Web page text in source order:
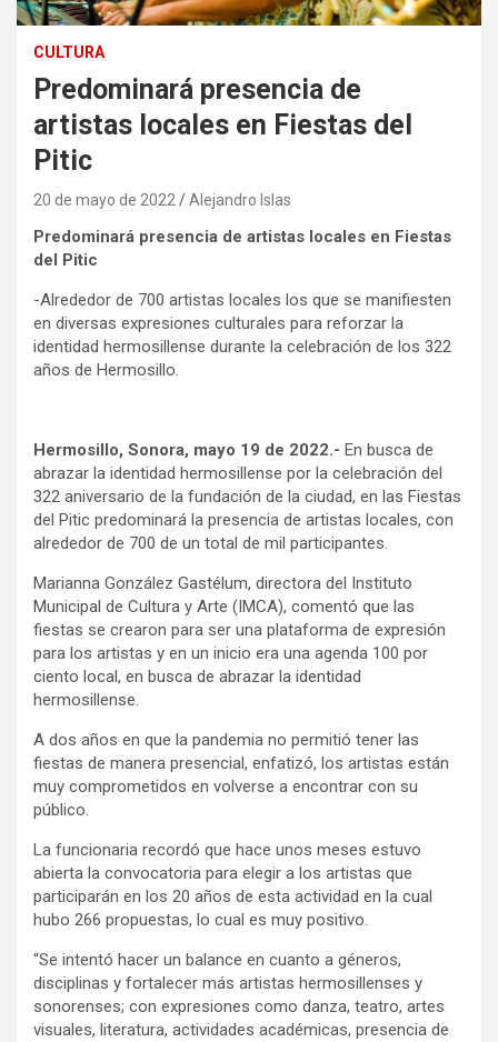
CULTURA
Predominará presencia de
artistas locales en Fiestas del
Pitic
20 de mayo de 2022 Alejandro Islas
Predominará presencia de artistas locales en Fiestas
del Pitic
-Alrededor de 700 artistas locales los que se manifiesten
en diversas expresiones culturales para reforzar la
identidad hermosillense durante la celebración de los 322
años de Hermosillo.
Hermosillo, Sonora, mayo 19 de 2022.- En busca de
abrazar la identidad hermosillense por la celebración del
322 aniversario de la fundación de la ciudad, en las Fiestas
del Pitic predominará la presencia de artistas locales, con
alrededor de 700 de un total de mil participantes.
Marianna González Gastélum, directora del Instituto
Municipal de Cultura y Arte (IMCA), comentó que las
fiestas se crearon para ser una plataforma de expresión
para los artistas y en un inicio era una agenda 100 por
ciento local, en busca de abrazar la identidad
hermosillense.
A dos años en que la pandemia no permitió tener las
fiestas de manera presencial, enfatizó, los artistas están
muy comprometidos en volverse a encontrar con su
público.
La funcionaria recordó que hace unos meses estuvo
abierta la convocatoria para elegir a los artistas que
participarán en los 20 años de esta actividad en la cual
hubo 266 propuestas, lo cual es muy positivo.
“Se intentó hacer un balance en cuanto a géneros,
disciplinas y fortalecer más artistas hermosillenses y
sonorenses; con expresiones como danza, teatro, artes
visuales, literatura, actividades académicas, presencia de